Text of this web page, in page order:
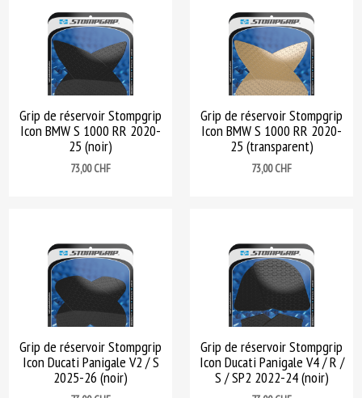
Grip de réservoir Stompgrip
Icon BMW S 1000 RR 2020-
25 (noir)
Prix
73,00 CHF
Grip de réservoir Stompgrip
Icon BMW S 1000 RR 2020-
25 (transparent)
Prix
73,00 CHF
Grip de réservoir Stompgrip
Icon Ducati Panigale V2 / S
2025-26 (noir)
Grip de réservoir Stompgrip
Icon Ducati Panigale V4 / R /
S / SP2 2022-24 (noir)